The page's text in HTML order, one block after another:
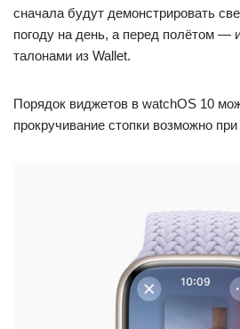
сначала будут демонстрировать
погоду на день, а перед полётом —
талонами из Wallet.
Порядок виджетов в watchOS 10
прокручивание стопки возможно